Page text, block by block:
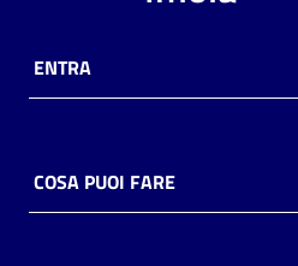
ENTRA
COSA PUOI FARE